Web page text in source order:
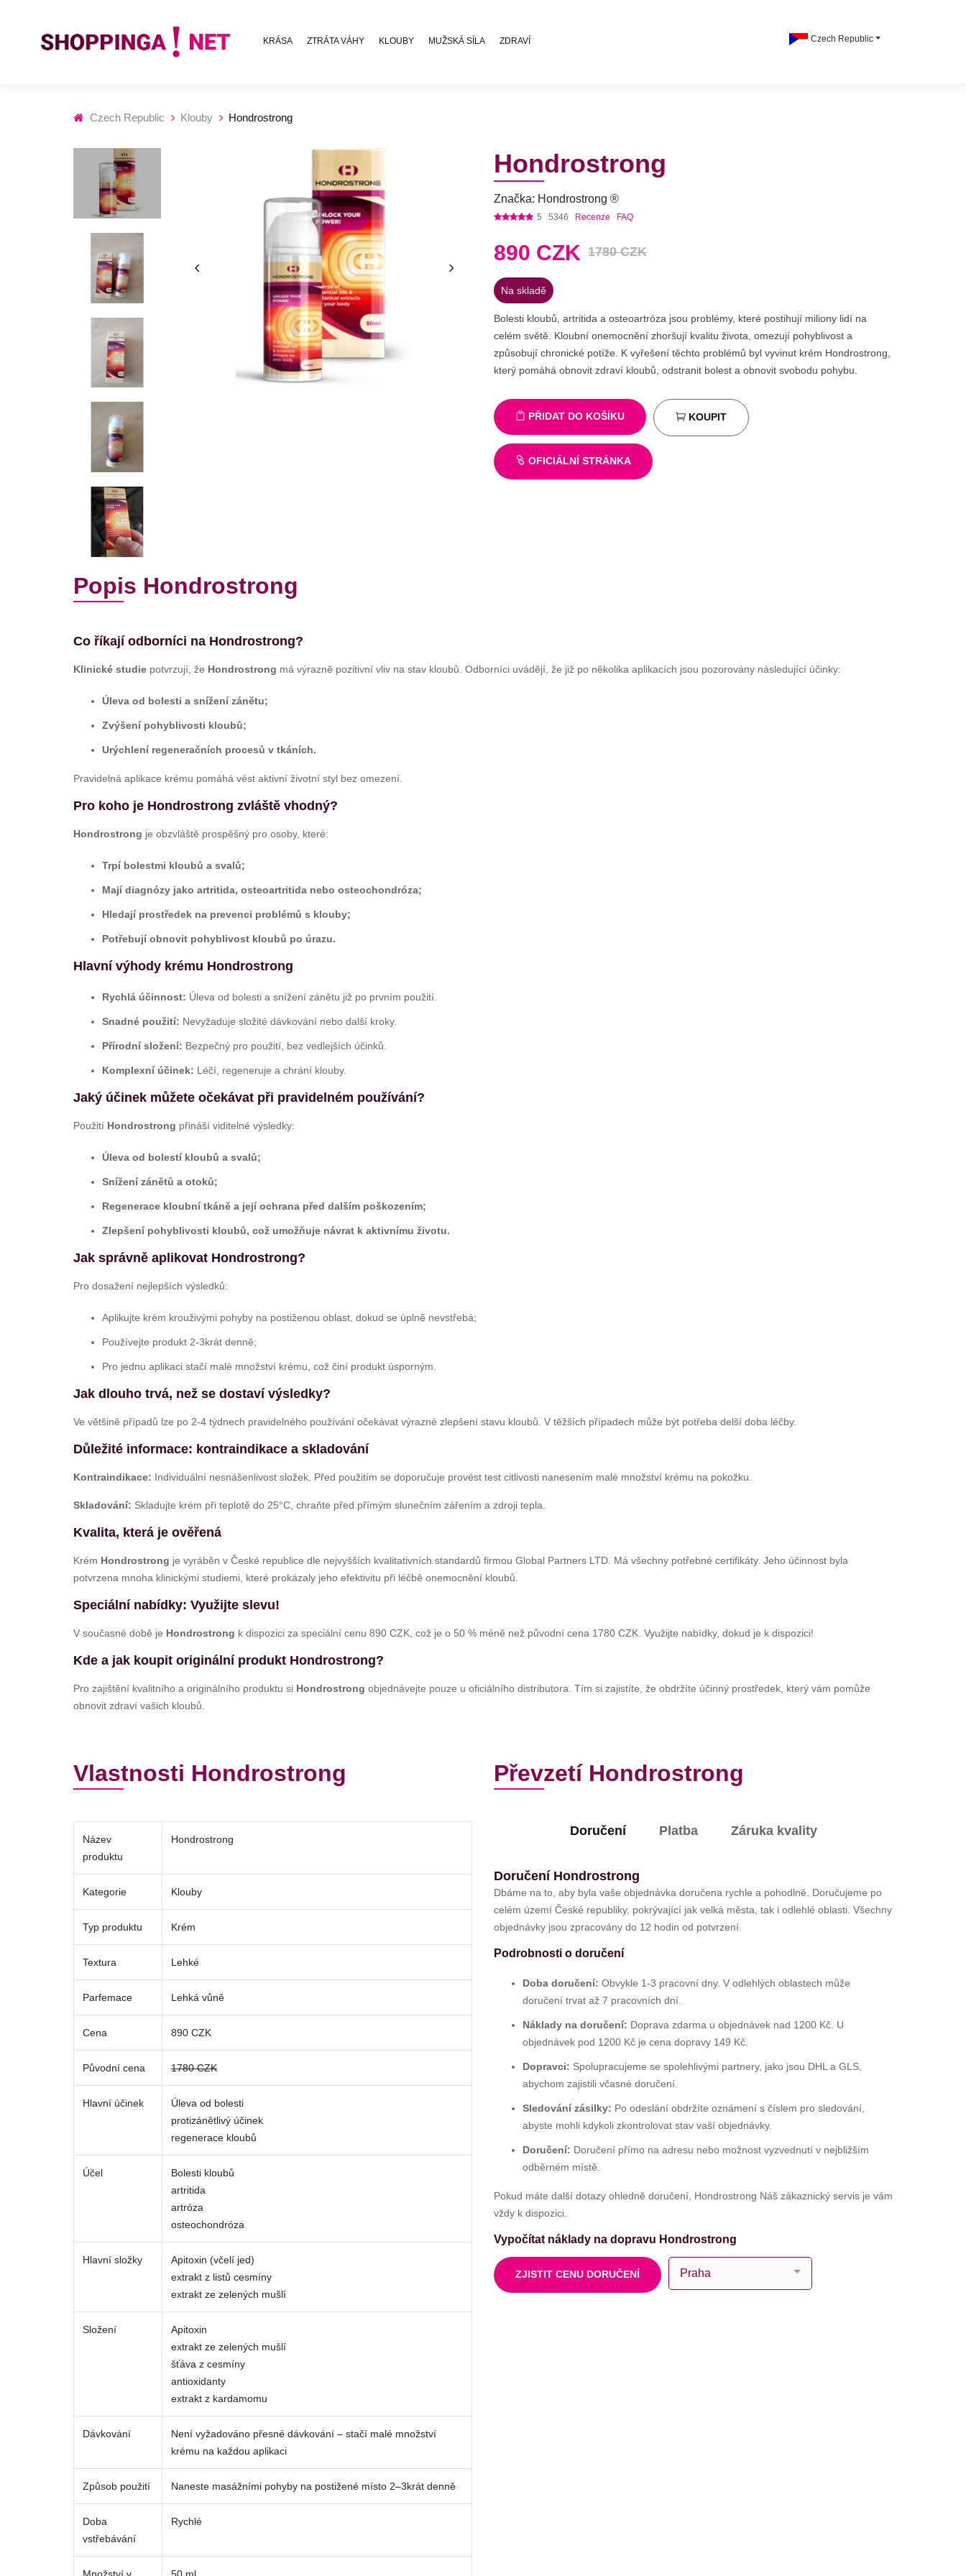
KRÁSA ZTRÁTA VÁHY KLOUBY MUŽSKÁ SÍLA ZDRAVÍ Czech Republic
Czech Republic Klouby Hondrostrong
Hondrostrong
Značka: Hondrostrong ®
5 5346 Recenze FAQ
890 CZK 1780 CZK
Na skladě
Bolesti kloubů, artritida a osteoartróza jsou problémy, které postihují miliony lidí na
celém světě. Kloubní onemocnění zhoršují kvalitu života, omezují pohyblivost a
způsobují chronické potíže. K vyřešení těchto problémů byl vyvinut krém Hondrostrong,
který pomáhá obnovit zdraví kloubů, odstranit bolest a obnovit svobodu pohybu.
PŘIDAT DO KOŠÍKU KOUPIT
OFICIÁLNÍ STRÁNKA
Popis Hondrostrong
Co říkají odborníci na Hondrostrong?
Klinické studie potvrzují, že Hondrostrong má výrazně pozitivní vliv na stav kloubů. Odborníci uvádějí, že již po několika aplikacích jsou pozorovány následující účinky:
Úleva od bolesti a snížení zánětu;
Zvýšení pohyblivosti kloubů;
Urýchlení regeneračních procesů v tkáních.
Pravidelná aplikace krému pomáhá vést aktivní životní styl bez omezení.
Pro koho je Hondrostrong zvláště vhodný?
Hondrostrong je obzvláště prospěšný pro osoby, které:
Trpí bolestmi kloubů a svalů;
Mají diagnózy jako artritida, osteoartritida nebo osteochondróza;
Hledají prostředek na prevenci problémů s klouby;
Potřebují obnovit pohyblivost kloubů po úrazu.
Hlavní výhody krému Hondrostrong
Rychlá účinnost: Úleva od bolesti a snížení zánětu již po prvním použití.
Snadné použití: Nevyžaduje složité dávkování nebo další kroky.
Přírodní složení: Bezpečný pro použití, bez vedlejších účinků.
Komplexní účinek: Léčí, regeneruje a chrání klouby.
Jaký účinek můžete očekávat při pravidelném používání?
Použití Hondrostrong přináší viditelné výsledky:
Úleva od bolestí kloubů a svalů;
Snížení zánětů a otoků;
Regenerace kloubní tkáně a její ochrana před dalším poškozením;
Zlepšení pohyblivosti kloubů, což umožňuje návrat k aktivnímu životu.
Jak správně aplikovat Hondrostrong?
Pro dosažení nejlepších výsledků:
Aplikujte krém krouživými pohyby na postiženou oblast, dokud se úplně nevstřebá;
Používejte produkt 2-3krát denně;
Pro jednu aplikaci stačí malé množství krému, což činí produkt úsporným.
Jak dlouho trvá, než se dostaví výsledky?
Ve většině případů lze po 2-4 týdnech pravidelného používání očekávat výrazné zlepšení stavu kloubů. V těžších případech může být potřeba delší doba léčby.
Důležité informace: kontraindikace a skladování
Kontraindikace: Individuální nesnášenlivost složek. Před použitím se doporučuje provést test citlivosti nanesením malé množství krému na pokožku.
Skladování: Skladujte krém při teplotě do 25°C, chraňte před přímým slunečním zářením a zdroji tepla.
Kvalita, která je ověřená
Krém Hondrostrong je vyráběn v České republice dle nejvyšších kvalitativních standardů firmou Global Partners LTD. Má všechny potřebné certifikáty. Jeho účinnost byla
potvrzena mnoha klinickými studiemi, které prokázaly jeho efektivitu při léčbě onemocnění kloubů.
Speciální nabídky: Využijte slevu!
V současné době je Hondrostrong k dispozici za speciální cenu 890 CZK, což je o 50 % méně než původní cena 1780 CZK. Využijte nabídky, dokud je k dispozici!
Kde a jak koupit originální produkt Hondrostrong?
Pro zajištění kvalitního a originálního produktu si Hondrostrong objednávejte pouze u oficiálního distributora. Tím si zajistíte, že obdržíte účinný prostředek, který vám pomůže
obnovit zdraví vašich kloubů.
Vlastnosti Hondrostrong
Název
produktu
Hondrostrong
Kategorie Klouby
Typ produktu Krém
Textura Lehké
Parfemace Lehká vůně
Cena 890 CZK
Původní cena 1780 CZK
Hlavní účinek
Úleva od bolesti
protizánětlivý účinek
regenerace kloubů
Účel
Bolesti kloubů
artritida
artróza
osteochondróza
Hlavní složky
Apitoxin (včelí jed)
extrakt z listů cesmíny
extrakt ze zelených mušlí
Složení
Apitoxin
extrakt ze zelených mušlí
šťáva z cesmíny
antioxidanty
extrakt z kardamomu
Dávkování
Není vyžadováno přesné dávkování – stačí malé množství
krému na každou aplikaci
Způsob použití Naneste masážními pohyby na postižené místo 2–3krát denně
Doba
vstřebávání
Rychlé
Převzetí Hondrostrong
Doručení Platba Záruka kvality
Doručení Hondrostrong
Dbáme na to, aby byla vaše objednávka doručena rychle a pohodlně. Doručujeme po
celém území České republiky, pokrývající jak velká města, tak i odlehlé oblasti. Všechny
objednávky jsou zpracovány do 12 hodin od potvrzení.
Podrobnosti o doručení
Doba doručení: Obvykle 1-3 pracovní dny. V odlehlých oblastech může
doručení trvat až 7 pracovních dní.
Náklady na doručení: Doprava zdarma u objednávek nad 1200 Kč. U
objednávek pod 1200 Kč je cena dopravy 149 Kč.
Dopravci: Spolupracujeme se spolehlivými partnery, jako jsou DHL a GLS,
abychom zajistili včasné doručení.
Sledování zásilky: Po odeslání obdržíte oznámení s číslem pro sledování,
abyste mohli kdykoli zkontrolovat stav vaší objednávky.
Doručení: Doručení přímo na adresu nebo možnost vyzvednutí v nejbližším
odběrném místě.
Pokud máte další dotazy ohledně doručení, Hondrostrong Náš zákaznický servis je vám
vždy k dispozici.
Vypočítat náklady na dopravu Hondrostrong
ZJISTIT CENU DORUČENÍ